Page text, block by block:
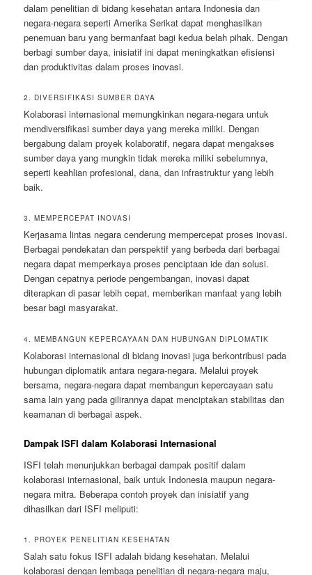
dalam penelitian di bidang kesehatan antara Indonesia dan
negara-negara seperti Amerika Serikat dapat menghasilkan
penemuan baru yang bermanfaat bagi kedua belah pihak. Dengan
berbagi sumber daya, inisiatif ini dapat meningkatkan efisiensi
dan produktivitas dalam proses inovasi.
2. DIVERSIFIKASI SUMBER DAYA
Kolaborasi internasional memungkinkan negara-negara untuk
mendiversifikasi sumber daya yang mereka miliki. Dengan
bergabung dalam proyek kolaboratif, negara dapat mengakses
sumber daya yang mungkin tidak mereka miliki sebelumnya,
seperti keahlian profesional, dana, dan infrastruktur yang lebih
baik.
3. MEMPERCEPAT INOVASI
Kerjasama lintas negara cenderung mempercepat proses inovasi.
Berbagai pendekatan dan perspektif yang berbeda dari berbagai
negara dapat memperkaya proses penciptaan ide dan solusi.
Dengan cepatnya periode pengembangan, inovasi dapat
diterapkan di pasar lebih cepat, memberikan manfaat yang lebih
besar bagi masyarakat.
4. MEMBANGUN KEPERCAYAAN DAN HUBUNGAN DIPLOMATIK
Kolaborasi internasional di bidang inovasi juga berkontribusi pada
hubungan diplomatik antara negara-negara. Melalui proyek
bersama, negara-negara dapat membangun kepercayaan satu
sama lain yang pada gilirannya dapat menciptakan stabilitas dan
keamanan di berbagai aspek.
Dampak ISFI dalam Kolaborasi Internasional
ISFI telah menunjukkan berbagai dampak positif dalam
kolaborasi internasional, baik untuk Indonesia maupun negara-
negara mitra. Beberapa contoh proyek dan inisiatif yang
dihasilkan dari ISFI meliputi:
1. PROYEK PENELITIAN KESEHATAN
Salah satu fokus ISFI adalah bidang kesehatan. Melalui
kolaborasi dengan lembaga penelitian di negara-negara maju,